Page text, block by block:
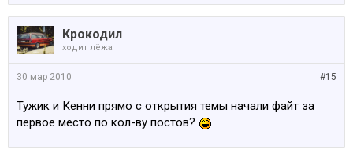
Крокодил
ходит лёжа
#15
30 мар 2010
Тужик и Кенни прямо с открытия темы начали файт за
первое место по кол-ву постов?